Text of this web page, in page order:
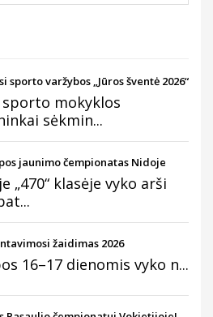
sporto varžybos „Jūros šventė 2026“
mokyklos
sėkmin...
jaunimo čempionatas Nidoje
„470“ klasėje vyko arši
žaidimas 2026
16–17 dienomis vyko n...